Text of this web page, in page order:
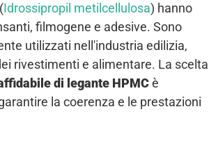
Idrossipropil metilcellulosa) hanno
filmogene e adesive. Sono
utilizzati nell'industria edilizia,
rivestimenti e alimentare. La scelta
di legante HPMCè
la coerenza e le prestazioni